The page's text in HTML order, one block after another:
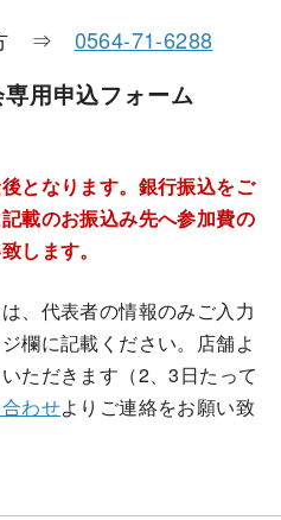
方 ⇒ 0564-71-6288
用申込フォーム
となります。銀行振込をご
載のお振込み先へ参加費の
します。
、代表者の情報のみご入力
欄に記載ください。店舗よ
ただきます（2、3日たって
わせよりご連絡をお願い致